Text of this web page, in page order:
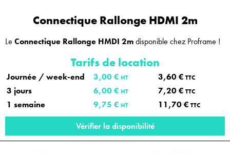
Connectique Rallonge HDMI 2m
Le Connectique Rallonge HMDI 2mdisponible chez Proframe !
Tarifs de location
Journée / week-end 3,00 € HT 3,60 € TTC
3 jours 6,00 € HT 7,20 € TTC
1 semaine 9,75 € HT 11,70 € TTC
Vérifier la disponibilité